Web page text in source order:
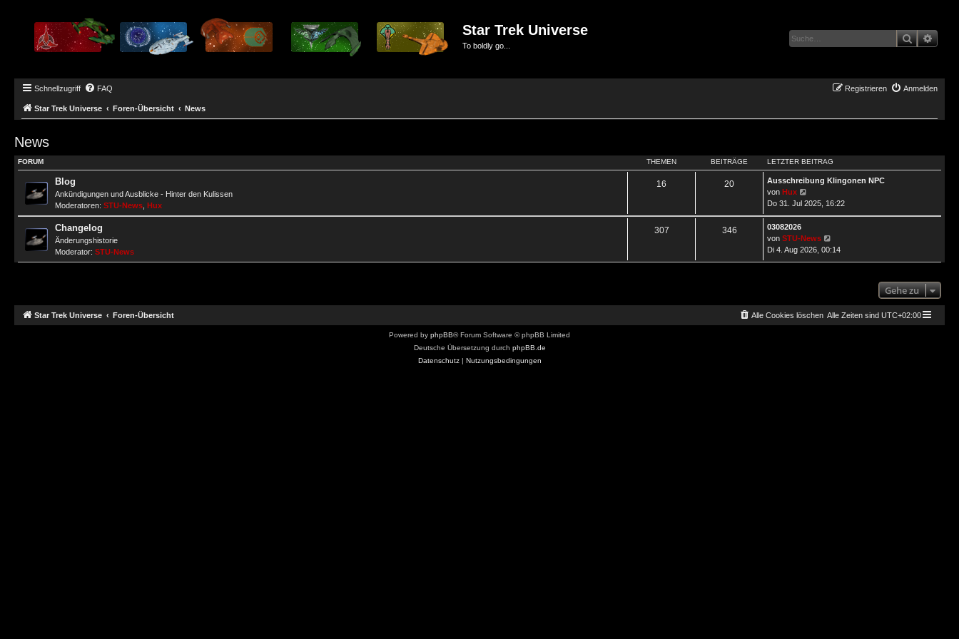
Star Trek Universe
To boldly go...
Suche
Schnellzugriff FAQ Anmelden
Registrieren
Star Trek Universe Foren-Übersicht News
News
FORUM THEMEN BEITRÄGE LETZTER BEITRAG
Blog
Ankündigungen und Ausblicke - Hinter den Kulissen
Moderatoren: STU-News Hux
16 20
Ausschreibung Klingonen NPC
von Hux
Beitrag
Do 31. Jul 2025, 16:22
Changelog
Änderungshistorie
Moderator: STU-News
307 346
03082026
von STU-News
Beitrag
Di 4. Aug 2026, 00:14
Gehe zu
Star Trek Universe Foren-Übersicht Alle Zeiten sind UTC+02:00
Alle Cookies löschen
Powered by phpBB® Forum Software © phpBB Limited
Deutsche Übersetzung durch phpBB.de
Datenschutz| Nutzungsbedingungen